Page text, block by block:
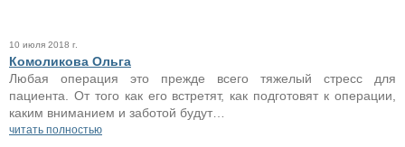
10 июля 2018 г.
Комоликова Ольга
Любая операция это прежде всего тяжелый стресс для
пациента. От того как его встретят, как подготовят к операции,
каким вниманием и заботой будут…
читать полностью